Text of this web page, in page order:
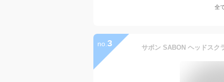
全
no. 3